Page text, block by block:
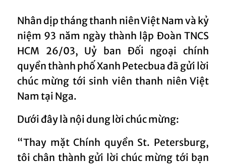
Nhân dịp tháng thanh niên Việt Nam và kỷ
niệm 93 năm ngày thành lập Đoàn TNCS
HCM 26/03, Uỷ ban Đối ngoại chính
quyền thành phố Xanh Petecbua đã gửi lời
chúc mừng tới sinh viên thanh niên Việt
Nam tại Nga.
Dưới đây là nội dung lời chúc mừng:
“Thay mặt Chính quyền St. Petersburg,
tôi chân thành gửi lời chúc mừng tới bạn